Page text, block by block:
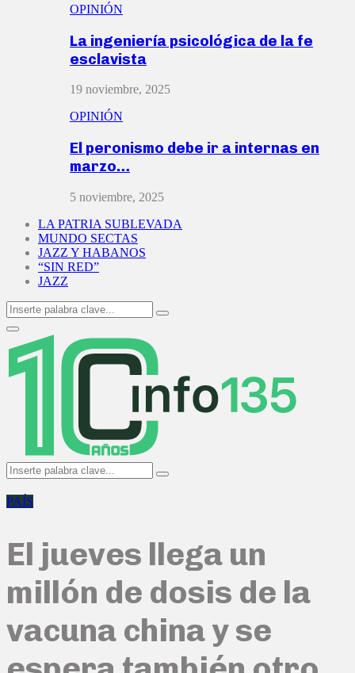
OPINIÓN
La ingeniería psicológica de la fe
esclavista
19 noviembre, 2025
OPINIÓN
El peronismo debe ir a internas en
marzo…
5 noviembre, 2025
LA PATRIA SUBLEVADA
MUNDO SECTAS
JAZZ Y HABANOS
“SIN RED”
JAZZ
Search
for:
Search
Primary
Menu
Search
for:
Search
PAÍS
El jueves llega un
millón de dosis de la
vacuna china y se